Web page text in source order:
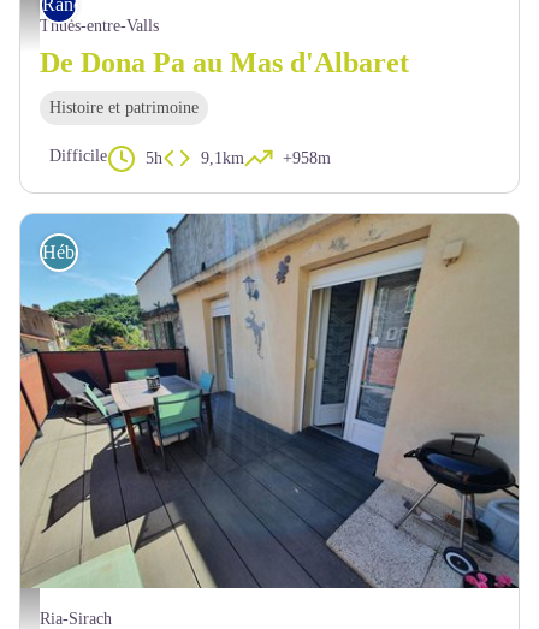
Vue sur la haute vallée de la Têt - OTI Conflent Canigó
Rando pédestre
Thuès-entre-Valls
De Dona Pa au Mas d'Albaret
Histoire et patrimoine
Difficile 5h 9,1km +958m
Terrasse - Waldren Jonathan
Hébergement
Ria-Sirach